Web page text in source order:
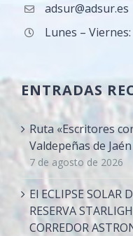
adsur@adsur.es
Lunes –
ENTRADAS
Ruta «Escritores
Valdepeñas de Jaén
7 de agosto de 2026
El ECLIPSE SOLAR
RESERVA
CORREDOR